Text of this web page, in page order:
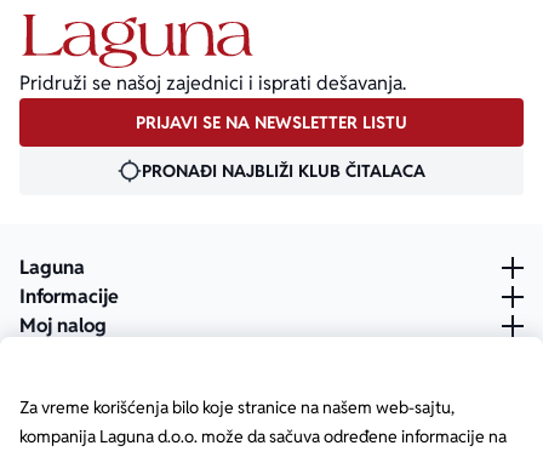
Za vreme korišćenja bilo koje stranice na našem web-sajtu,
kompanija Laguna d.o.o. može da sačuva određene informacije na
Pridruži se našoj zajednici i isprati dešavanja.
PRIJAVI SE NA NEWSLETTER LISTU
PRONAĐI NAJBLIŽI KLUB ČITALACA
Laguna
Informacije
Moj nalog